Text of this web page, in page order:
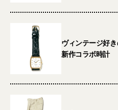
ヴィンテージ好
新作コラボ時計